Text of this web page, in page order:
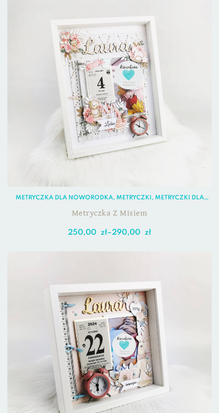
METRYCZKA DLA NOWORODKA, METRYCZKI , METRYCZKI DLA
Metryczka Z Misiem
250,00 zł–290,00 zł